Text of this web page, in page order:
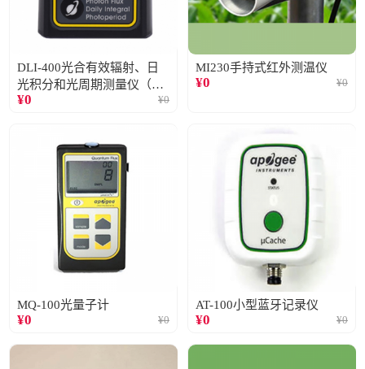
DLI-400光合有效辐射、日
光积分和光周期测量仪（仅
阳光）
¥0 ¥0
MI230手持式红外测温仪
¥0 ¥0
MQ-100光量子计
¥0 ¥0
AT-100小型蓝牙记录仪
¥0 ¥0